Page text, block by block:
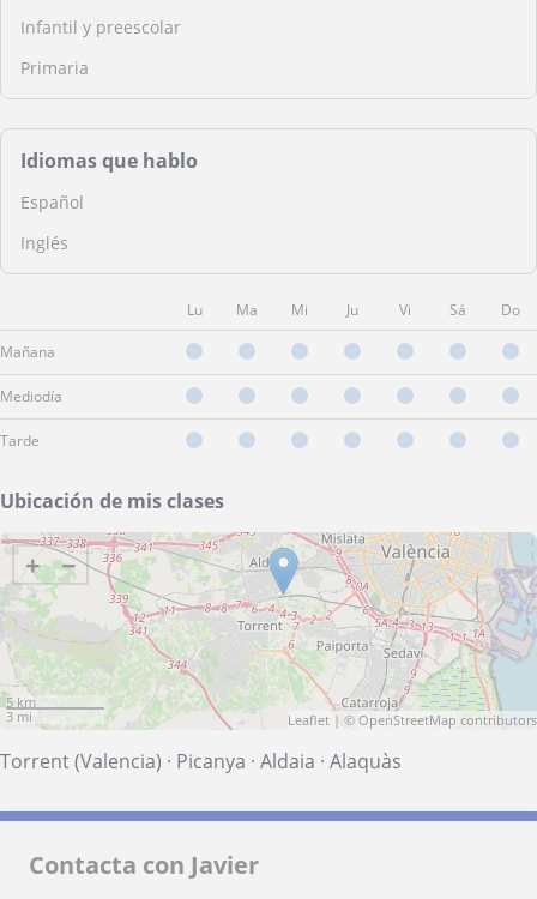
Infantil y preescolar
Primaria
Idiomas que hablo
Español
Inglés
Lu Ma Mi Ju Vi Sá Do
Mañana
Mediodía
Tarde
Ubicación de mis clases
+ −
5 km
3 mi
Leaflet | © OpenStreetMap contributors
Torrent (Valencia) · Picanya · Aldaia · Alaquàs
Contacta con Javier